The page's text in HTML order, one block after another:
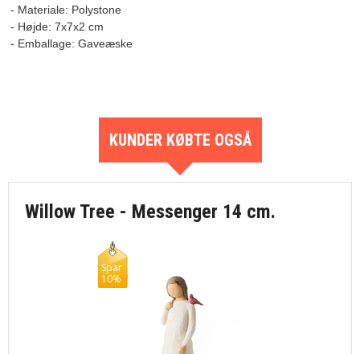
- Materiale: Polystone
- Højde: 7x7x2 cm
- Emballage: Gaveæske
KUNDER KØBTE OGSÅ
Willow Tree - Messenger 14 cm.
Spar
10%